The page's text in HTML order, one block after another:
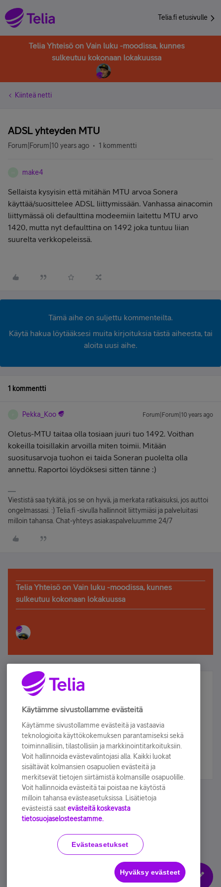
Telia.fi etusivulle
Telia Yhteisö on Vain luku -moodissa, kunnes
sulkeutuu kokonaan lokakuussa
Kiinteä netti
ADSL yhteyden MTU
Forum|Forum|10 years ago 1 kommentti
make4
Sellaista kysyisin että mitähän MTU arvoa Sonera
käyttää/suosittelee ADSL liittymissään. Vanhassa ainacomin
liittymässä oli defaulttina modeemiin laitettu MTU arvo
1420, mutta nyt defaulttina on 1492 joka tuntuu liian
suurelta verkkopeleissä.
Tämä aihe on suljettu kommenteilta.
Käytä hakua löytääksesi muita kirjoituksia tästä aiheesta, tai
aloita uusi aihe.
1 kommentti
Pekka_Koo Forum|Forum|10 years ago
Oletus-MTU taitaa olla tosiaan juuri tuo 1492. Voithan
kokeilla toisillakin arvoilla miten toimii. Mitään
suositusarvoja tuohon ei taida Soneran puolelta olla
annettu. Raportoi löydöksesi sitten tänne :)
Viestistä saa tykätä, jos se on hyvä, ja merkata ratkaisuksi, jos auttoi
ongelmassasi. :) Telia.fi -sivulla hallinnoit liittymiäsi ja palveluitasi
milloin tahansa. Chat-yhteys asiakaspalveluumme 24/7
Telia Yhteisö on Vain luku -moodissa, kunnes
sulkeutuu kokonaan lokakuussa
Älä jää paitsi – osallistu ja voita!
Tilaa Telian uutiskirje ja olet mukana arvonnassa.
sähköpostiisi.
Tilaa nyt
Käyttöehdot Accessibility statement
Evästeasetukset
Käytämme sivustollamme evästeitä
Käytämme sivustollamme evästeitä ja vastaavia
teknologioita käyttökokemuksen parantamiseksi sekä
toiminnallisiin, tilastollisiin ja markkinointitarkoituksiin.
Voit hallinnoida evästevalintojasi alla. Kaikki luokat
sisältävät kolmansien osapuolien evästeitä ja
merkitsevät tietojen siirtämistä kolmansille osapuolille.
Voit hallinnoida evästeitä tai poistaa ne käytöstä
milloin tahansa evästeasetuksissa. Lisätietoja
evästeistä saat evästeitä koskevasta
tietosuojaselosteestamme.
Evästeasetukset
Hyväksy evästeet